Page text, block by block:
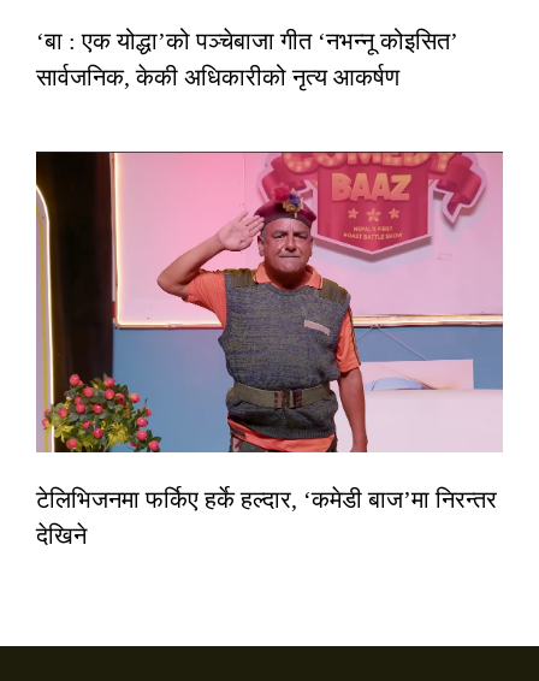
‘बा : एक योद्धा’को पञ्चेबाजा गीत ‘नभन्नू कोइसित’
सार्वजनिक, केकी अधिकारीको नृत्य आकर्षण
टेलिभिजनमा फर्किए हर्के हल्दार, ‘कमेडी बाज’मा निरन्तर
देखिने